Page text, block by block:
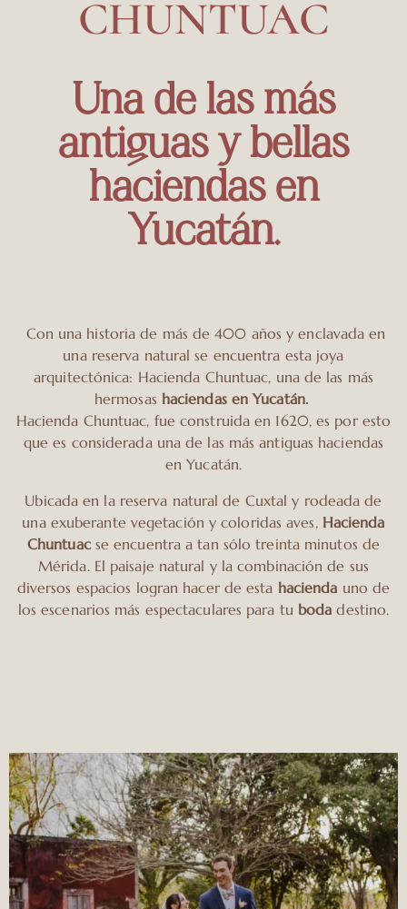
CHUNTUAC
Una de las más
antiguas y bellas
haciendas en
Yucatán.
Con una historia de más de 400 años y enclavada en
una reserva natural se encuentra esta joya
arquitectónica: Hacienda Chuntuac, una de las más
hermosas haciendas en Yucatán.
Hacienda Chuntuac, fue construida en 1620, es por esto
que es considerada una de las más antiguas haciendas
en Yucatán.
Ubicada en la reserva natural de Cuxtal y rodeada de
una exuberante vegetación y coloridas aves, Hacienda
Chuntuacse encuentra a tan sólo treinta minutos de
Mérida. El paisaje natural y la combinación de sus
diversos espacios logran hacer de esta hacienda uno de
los escenarios más espectaculares para tu boda destino.